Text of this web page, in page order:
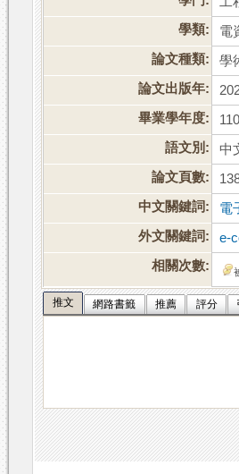
學類:
電
論文種類:
學
論文出版年:
畢業學年度:
110
語文別:
中
論文頁數:
中文關鍵詞:
電
外文關鍵詞:
e-
相關次數:
推文 網路書籤 推薦 評分